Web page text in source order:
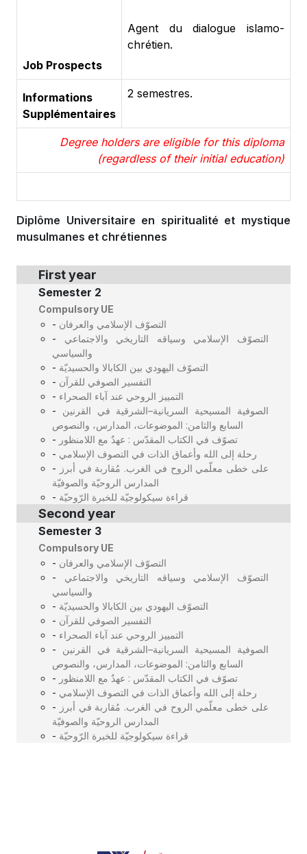
Job Prospects
Agent du dialogue islamo-
chrétien.
Informations
Supplémentaires
2 semestres.
Degree holders are eligible for this diploma
(regardless of their initial education)
Diplôme Universitaire en spiritualité et mystique
musulmanes et chrétiennes
First year
Semester 2
Compulsory UE
- التصوّف الإسلامي والعرفان
- التصوّف الإسلامي وسياقه التاريخي والاجتماعي
والسياسي
- التصوّف اليهودي بين الكابالا والحسيديّة
- التفسير الصوفي للقرآن
- التمييز الروحي عند آباء الصحراء
- الصوفية المسيحية السريانية–الشرقية في القرنين
السابع والثامن: الموضوعات، المدارس، والنصوص
- تصوّف في الكتاب المقدّس : عهدٌ مع اللامنظور
- رحلة إلى الله وأعماق الذات في التصوف الإسلامي
- على خطى معلّمي الروح في الغرب. مُقاربة في أبرز
المدارس الروحيّة والصوفيّة
- قراءة سيكولوجيّة للخبرة الرّوحيّة
Second year
Semester 3
Compulsory UE
- التصوّف الإسلامي والعرفان
- التصوّف الإسلامي وسياقه التاريخي والاجتماعي
والسياسي
- التصوّف اليهودي بين الكابالا والحسيديّة
- التفسير الصوفي للقرآن
- التمييز الروحي عند آباء الصحراء
- الصوفية المسيحية السريانية–الشرقية في القرنين
السابع والثامن: الموضوعات، المدارس، والنصوص
- تصوّف في الكتاب المقدّس : عهدٌ مع اللامنظور
- رحلة إلى الله وأعماق الذات في التصوف الإسلامي
- على خطى معلّمي الروح في الغرب. مُقاربة في أبرز
المدارس الروحيّة والصوفيّة
- قراءة سيكولوجيّة للخبرة الرّوحيّة